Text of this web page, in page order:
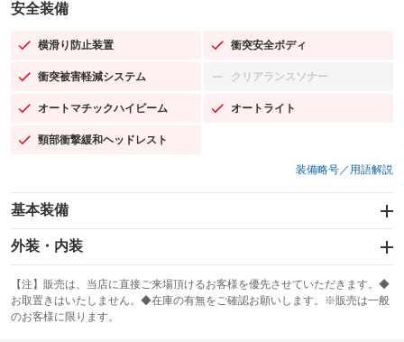
安全装備
横滑り防止装置
：装備あり 衝突安全ボディ
：装備あり
衝突被害軽減システム
：装備あり クリアランスソナー
：装備なし
オートマチックハイビーム
：装備あり オートライト
：装備あり
頸部衝撃緩和ヘッドレスト
：装備あり
装備略号／用語解説
基本装備
エアバッグ：運転席/助手席
：装備あり
：装備あり
サンルーフ
：装備なし ABS
外装・内装
カーナビ：SDナビ
：装備あり
TV：フルセグ
：装備あり
【注】販売は、当店に直接ご来場頂けるお客様を優先させていただきます。◆
お取置きはいたしません。◆在庫の有無をご確認お願いします。※販売は一般
のお客様に限ります。